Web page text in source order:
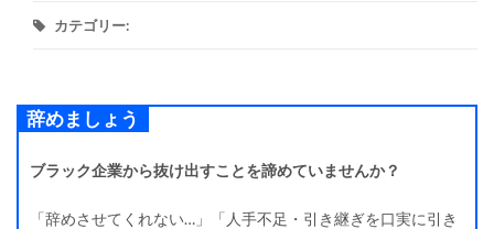
カテゴリー:
辞めましょう
ブラック企業から抜け出すことを諦めていませんか？
「辞めさせてくれない…」「人手不足・引き継ぎを口実に引き